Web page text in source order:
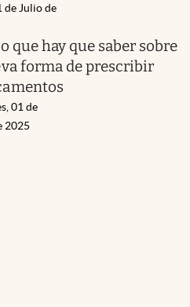
de Julio de
que hay que saber sobre
forma de prescribir
01 de
2025